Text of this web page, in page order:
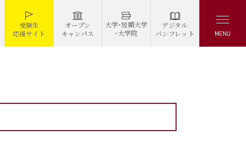
受験生
応援サイト
オープン
キャンパス
大学・短期大学
・大学院
デジタル
パンフレット
MENU